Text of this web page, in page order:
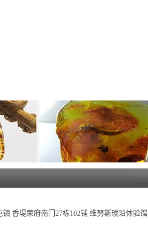
香堤荣府南门27栋102铺 维努斯琥珀体验馆